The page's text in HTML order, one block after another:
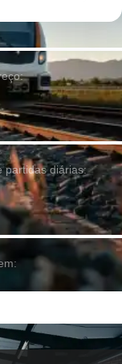
partidas diárias: